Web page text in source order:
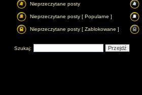
Nieprzeczytane posty
Nieprzeczytane posty [ Popularne ]
Nieprzeczytane posty [ Zablokowane ]
Szukaj: